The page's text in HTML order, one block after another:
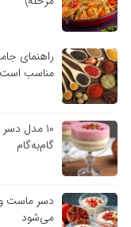
راهنمای
مناسب
گام‌به‌گام
می‌شود